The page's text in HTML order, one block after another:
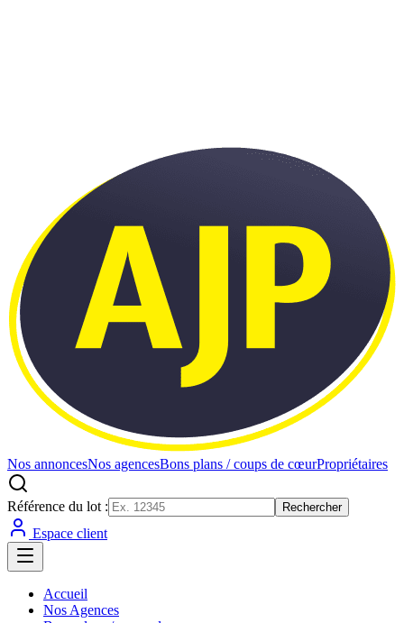
Nos annoncesNos agencesBons plans / coups de cœurPropriétaires
Référence du lot : Rechercher
Espace client
Accueil
Nos Agences